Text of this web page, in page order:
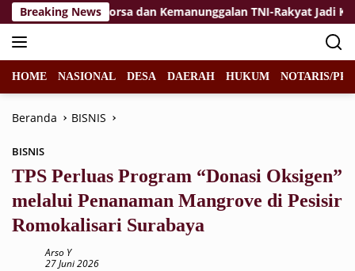
Langsung
ke
konten
Breaking News
Jiwa Korsa dan Kemanunggalan TNI-Rakyat Jadi
HOME NASIONAL DESA DAERAH HUKUM NOTARIS/
Beranda BISNIS
BISNIS
TPS Perluas Program “Donasi Oksigen”
melalui Penanaman Mangrove di Pesisir
Romokalisari Surabaya
Arso Y
27 Juni 2026